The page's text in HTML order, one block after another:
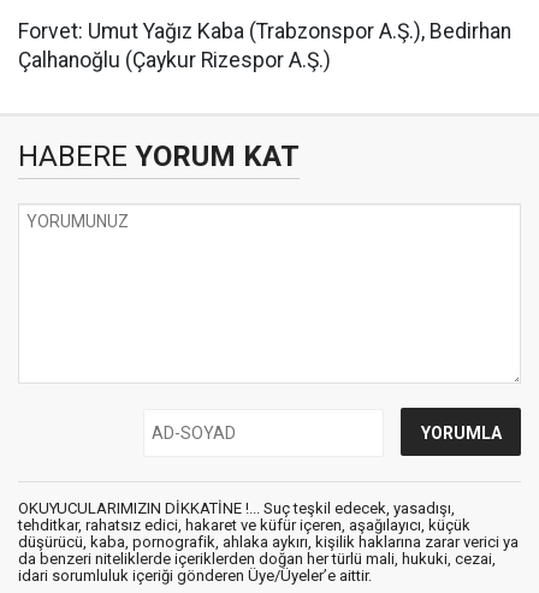
Forvet: Umut Yağız Kaba (Trabzonspor A.Ş.), Bedirhan
Çalhanoğlu (Çaykur Rizespor A.Ş.)
HABERE YORUM KAT
OKUYUCULARIMIZIN DİKKATİNE !... Suç teşkil edecek, yasadışı,
tehditkar, rahatsız edici, hakaret ve küfür içeren, aşağılayıcı, küçük
düşürücü, kaba, pornografik, ahlaka aykırı, kişilik haklarına zarar verici ya
da benzeri niteliklerde içeriklerden doğan her türlü mali, hukuki, cezai,
idari sorumluluk içeriği gönderen Üye/Üyeler’e aittir.